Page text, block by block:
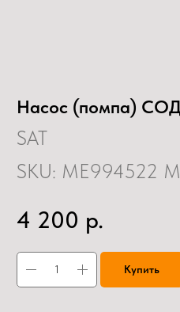
Насос (помпа) СОД
SAT
SKU: ME994522
4 200 р.
Купить